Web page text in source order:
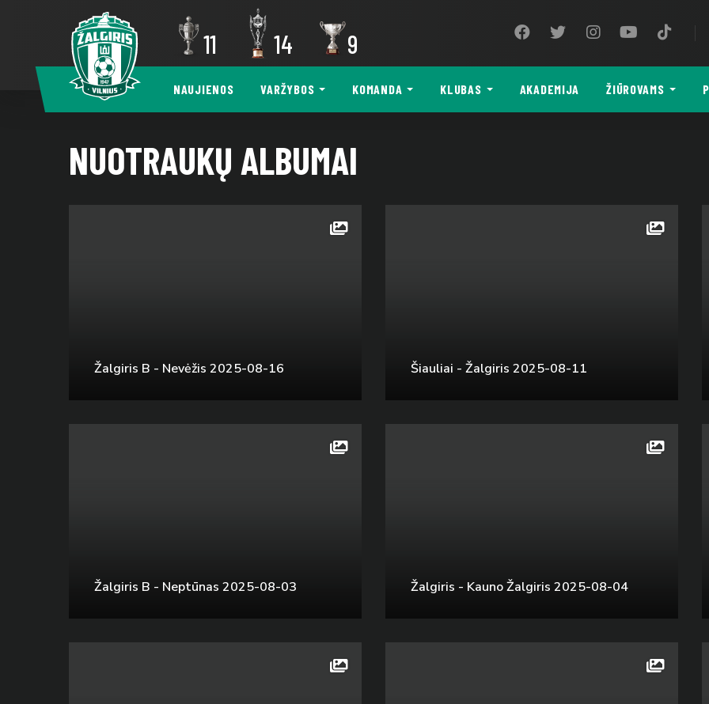
11 14 9
NAUJIENOS VARŽYBOS KOMANDA KLUBAS AKADEMIJA ŽIŪROVAMS
NUOTRAUKŲ ALBUMAI
Žalgiris B - Nevėžis 2025-08-16 Šiauliai - Žalgiris 2025-08-11
Žalgiris B - Neptūnas 2025-08-03 Žalgiris - Kauno Žalgiris 2025-08-04